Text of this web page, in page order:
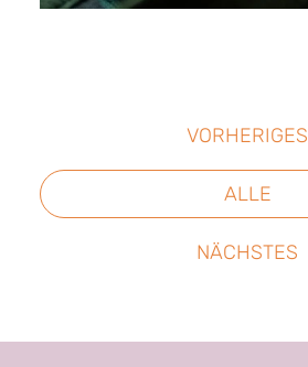
VORHERIGES
ALLE
NÄCHSTES